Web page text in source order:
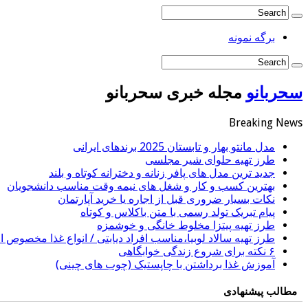
برگه نمونه
سحربانو مجله خبری سحربانو
Breaking News
مدل مانتو بهار و تابستان 2025 برندهای ایرانی
طرز تهیه حلوای شیر مجلسی
جدید ترین مدل های پافر زنانه و دخترانه کوتاه و بلند
بهترین کسب و کار و شغل های نیمه وقت مناسب دانشجویان
نکات بسیار ضروری قبل از اجاره یا خرید آپارتمان
پیام تبریک تولد رسمی با متن باکلاس و کوتاه
طرز تهیه پیتزا مخلوط خانگی و خوشمزه
طرز تهیه سالاد لوبیا،مناسب افراد دیابتی / انواع غذا مخصوص
۶ نکته برای شروع زندگی خوابگاهی
آموزش غذا برداشتن با چاپستیک (چوب های چینی)
مطالب پیشنهادی